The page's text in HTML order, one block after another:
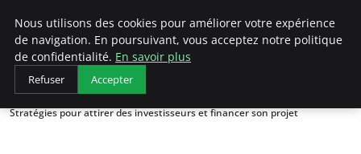
LECFCM
Accueil
Entreprise & Entrepreneuriat
Stratégies pour attirer des investisseurs et financer son projet
Nous utilisons des cookies pour améliorer votre expérience
de navigation. En poursuivant, vous acceptez notre politique
de confidentialité. En savoir plus
Refuser Accepter